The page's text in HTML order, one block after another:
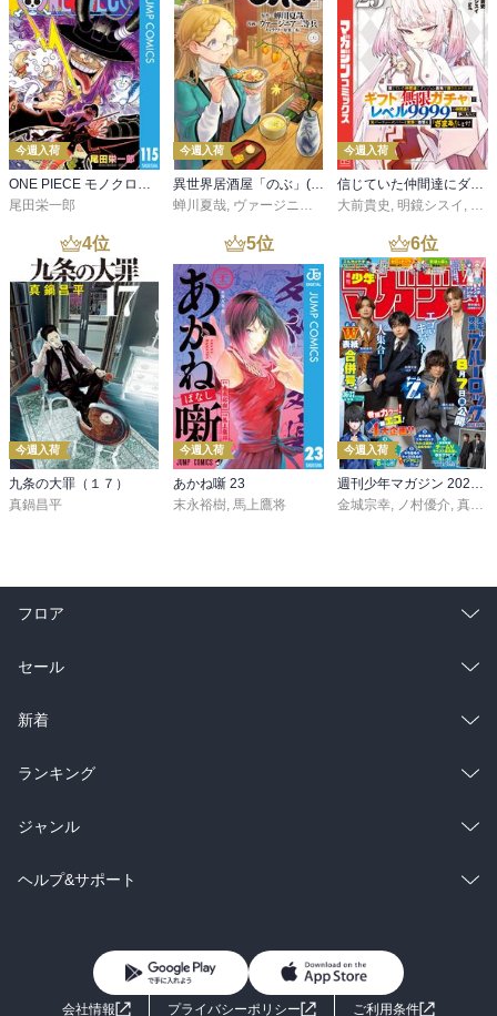
今週入荷
ONE PIECE モノクロ版 115
尾田栄一郎
今週入荷
異世界居酒屋「のぶ」(22)
蝉川夏哉, ヴァージニア二等兵 ,転
今週入荷
信じていた仲間達にダンジョン奥地で殺されかけたがギフト『無限ガチャ』でレベル９９９９の仲間達を手に入れて元パーティーメンバーと世界に復讐＆『ざまぁ！』します！（２３）
大前貴史 , 明鏡シスイ , ｔ
4位
今週入荷
九条の大罪（１７）
真鍋昌平
5位
今週入荷
あかね噺 23
末永裕樹 馬上鷹将
6位
今週入荷
金城宗幸
ノ村優介 真島ヒロ
フロア
総合
ラノベ
雑誌・グラビア
BL・TL
セール
総合
ラノベ
雑誌・グラビア
BL・TL
新着
総合
ラノベ
雑誌・グラビア
ランキング
総合
ラノベ
ジャンル
コミック
ライトノベル 男子向けラノベ
ヘルプ&サポート
よくあるご質問
お問い合わせ
会社情報
プライバシーポリシー ご利用条件